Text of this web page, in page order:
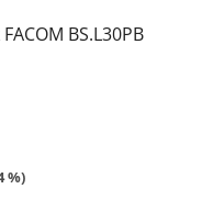
BS.L30PB
%)